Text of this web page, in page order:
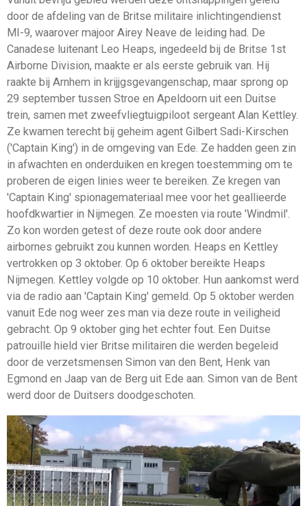
door de afdeling van de Britse militaire inlichtingendienst
MI-9, waarover majoor Airey Neave de leiding had. De
Canadese luitenant Leo Heaps, ingedeeld bij de Britse 1st
Airborne Division, maakte er als eerste gebruik van. Hij
raakte bij Arnhem in krijjgsgevangenschap, maar sprong op
29 september tussen Stroe en Apeldoorn uit een Duitse
trein, samen met zweefvliegtuigpiloot sergeant Alan Kettley.
Ze kwamen terecht bij geheim agent Gilbert Sadi-Kirschen
('Captain King') in de omgeving van Ede. Ze hadden geen zin
in afwachten en onderduiken en kregen toestemming om te
proberen de eigen linies weer te bereiken. Ze kregen van
'Captain King' spionagemateriaal mee voor het geallieerde
hoofdkwartier in Nijmegen. Ze moesten via route 'Windmil'.
Zo kon worden getest of deze route ook door andere
airbornes gebruikt zou kunnen worden. Heaps en Kettley
vertrokken op 3 oktober. Op 6 oktober bereikte Heaps
Nijmegen. Kettley volgde op 10 oktober. Hun aankomst werd
via de radio aan 'Captain King' gemeld. Op 5 oktober werden
vanuit Ede nog weer zes man via deze route in veiligheid
gebracht. Op 9 oktober ging het echter fout. Een Duitse
patrouille hield vier Britse militairen die werden begeleid
door de verzetsmensen Simon van den Bent, Henk van
Egmond en Jaap van de Berg uit Ede aan. Simon van de Bent
werd door de Duitsers doodgeschoten.